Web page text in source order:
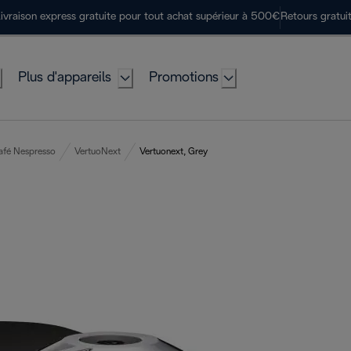
express gratuite pour tout achat supérieur à 500€ Retours
Plus d'appareils Promotions
Nespresso VertuoNext Vertuonext, Grey